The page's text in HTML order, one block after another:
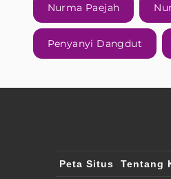
Nurma Paejah
Penyanyi Dangdut
Peta Situs Tentang